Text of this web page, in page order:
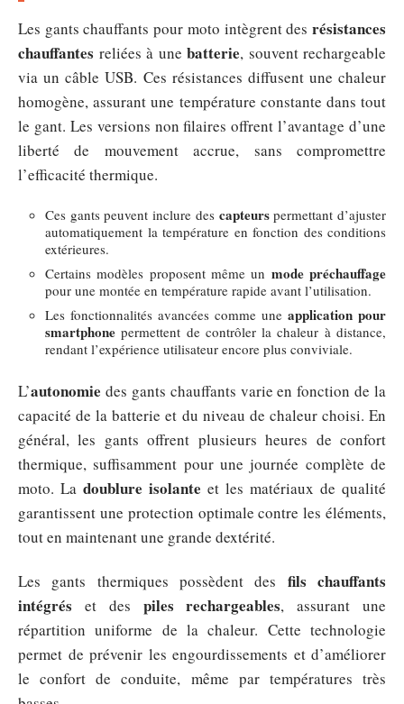
Les gants chauffants pour moto intègrent des résistances
chauffantes reliées à une batterie, souvent rechargeable
via un câble USB. Ces résistances diffusent une chaleur
homogène, assurant une température constante dans tout
le gant. Les versions non filaires offrent l’avantage d’une
liberté de mouvement accrue, sans compromettre
l’efficacité thermique.
Ces gants peuvent inclure des capteurspermettant d’ajuster
automatiquement la température en fonction des conditions
extérieures.
Certains modèles proposent même un mode préchauffage
pour une montée en température rapide avant l’utilisation.
Les fonctionnalités avancées comme une application pour
smartphone permettent de contrôler la chaleur à distance,
rendant l’expérience utilisateur encore plus conviviale.
L’autonomie des gants chauffants varie en fonction de la
capacité de la batterie et du niveau de chaleur choisi. En
général, les gants offrent plusieurs heures de confort
thermique, suffisamment pour une journée complète de
moto. La doublure isolante et les matériaux de qualité
garantissent une protection optimale contre les éléments,
tout en maintenant une grande dextérité.
Les gants thermiques possèdent des fils chauffants
intégrés et des piles rechargeables, assurant une
répartition uniforme de la chaleur. Cette technologie
permet de prévenir les engourdissements et d’améliorer
le confort de conduite, même par températures très